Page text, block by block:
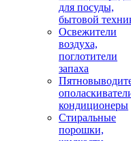
для посуды,
бытовой
Освежители
воздуха,
поглотители
запаха
кондиционеры
Стиральные
порошки,